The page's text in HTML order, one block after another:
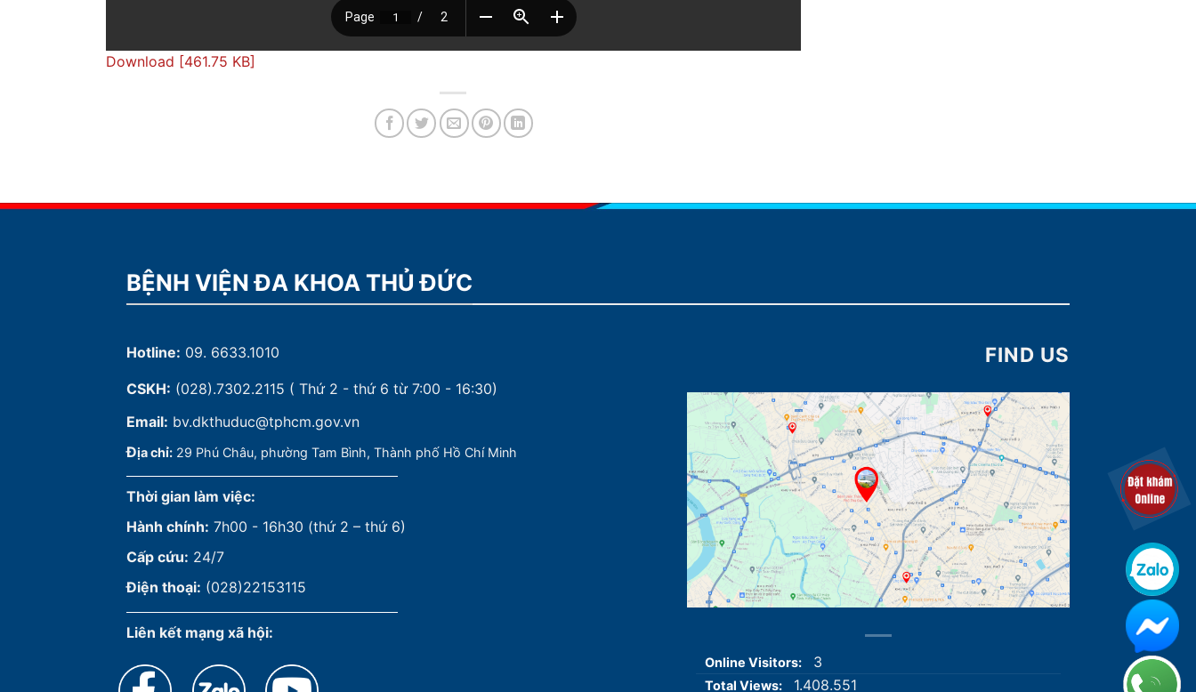
Download [461.75 KB]
BỆNH VIỆN ĐA KHOA THỦ ĐỨC
Hotline: 09. 6633.1010
CSKH: (028).7302.2115 ( Thứ 2 - thứ 6 từ 7:00 - 16:30)
Email: bv.dkthuduc@tphcm.gov.vn
Địa chỉ: 29 Phú Châu, phường Tam Bình, Thành phố Hồ Chí Minh
Thời gian làm việc:
Hành chính: 7h00 - 16h30 (thứ 2 – thứ 6)
Cấp cứu: 24/7
Điện thoại: (028)22153115
Liên kết mạng xã hội:
FIND US
Online Visitors: 3
Total Views: 1.408.551